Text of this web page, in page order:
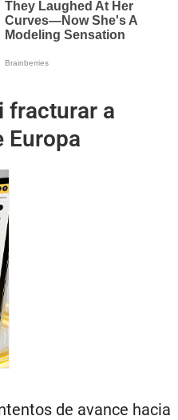
fracturar a
Europa
de avance hacia